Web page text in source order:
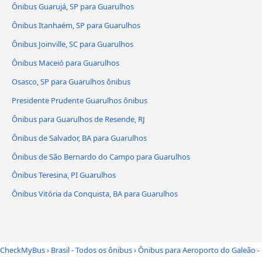
Ônibus Guarujá, SP para Guarulhos
Ônibus Itanhaém, SP para Guarulhos
Ônibus Joinville, SC para Guarulhos
Ônibus Maceió para Guarulhos
Osasco, SP para Guarulhos ônibus
Presidente Prudente Guarulhos ônibus
Ônibus para Guarulhos de Resende, RJ
Ônibus de Salvador, BA para Guarulhos
Ônibus de São Bernardo do Campo para Guarulhos
Ônibus Teresina, PI Guarulhos
Ônibus Vitória da Conquista, BA para Guarulhos
CheckMyBus› Brasil - Todos os ônibus›Ônibus para Aeroporto do Galeão -